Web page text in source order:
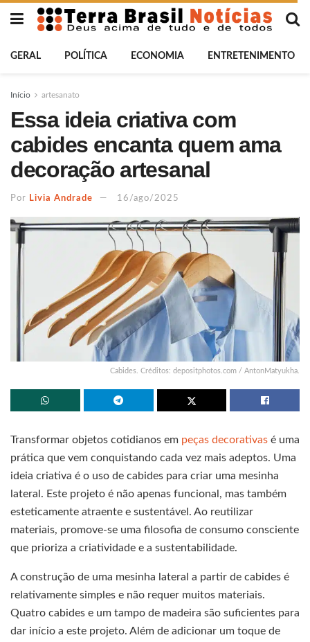
GERAL POLÍTICA ECONOMIA ENTRETENIMENTO
Início artesanato
Essa ideia criativa com
cabides encanta quem ama
decoração artesanal
Por Livia Andrade 16/ago/2025
Cabides. Créditos: depositphotos.com / AntonMatyukha.
Transformar objetos cotidianos em peças decorativas é uma
prática que vem conquistando cada vez mais adeptos. Uma
ideia criativa é o uso de cabides para criar uma mesinha
lateral. Este projeto é não apenas funcional, mas também
esteticamente atraente e sustentável. Ao reutilizar
materiais, promove-se uma filosofia de consumo consciente
que prioriza a criatividade e a sustentabilidade.
A construção de uma mesinha lateral a partir de cabides é
relativamente simples e não requer muitos materiais.
Quatro cabides e um tampo de madeira são suficientes para
dar início a este projeto. Além de adicionar um toque de